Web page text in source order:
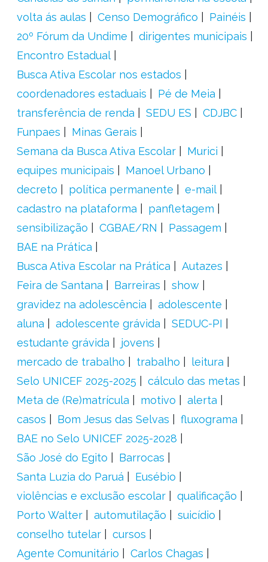
volta ás aulas
Censo Demográfico
Painéis
20º Fórum da Undime
dirigentes municipais
Encontro Estadual
Busca Ativa Escolar nos estados
coordenadores estaduais
Pé de Meia
transferência de renda
SEDU ES
CDJBC
Funpaes
Minas Gerais
Semana da Busca Ativa Escolar
Murici
equipes municipais
Manoel Urbano
decreto
política permanente
e-mail
cadastro na plataforma
panfletagem
sensibilização
CGBAE/RN
Passagem
BAE na Prática
Busca Ativa Escolar na Prática
Autazes
Feira de Santana
Barreiras
show
gravidez na adolescência
adolescente
aluna
adolescente grávida
SEDUC-PI
estudante grávida
jovens
mercado de trabalho
trabalho
leitura
Selo UNICEF 2025-2025
cálculo das metas
Meta de (Re)matrícula
motivo
alerta
casos
Bom Jesus das Selvas
fluxograma
BAE no Selo UNICEF 2025-2028
São José do Egito
Barrocas
Santa Luzia do Paruá
Eusébio
violências e exclusão escolar
qualificação
Porto Walter
automutilação
suicídio
conselho tutelar
cursos
Agente Comunitário
Carlos Chagas